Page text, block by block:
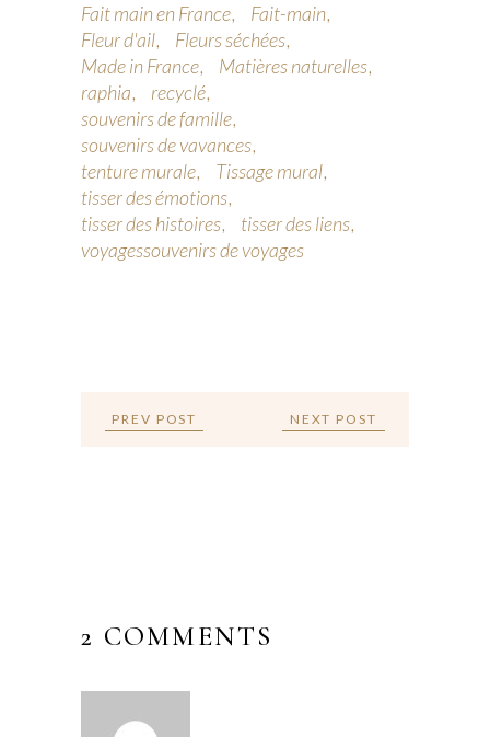
Fait main en France
Fait-main
Fleur d'ail
Fleurs séchées
Made in France
Matières naturelles
raphia
recyclé
souvenirs de famille
souvenirs de vavances
tenture murale
Tissage mural
tisser des émotions
tisser des histoires
tisser des liens
voyagessouvenirs de voyages
PREV POST NEXT POST
2 COMMENTS